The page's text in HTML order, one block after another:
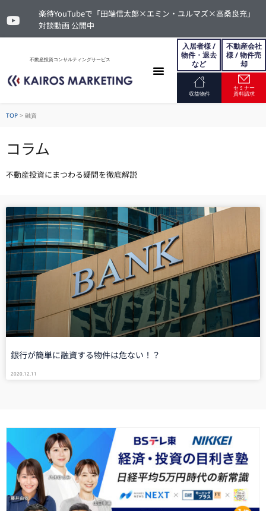
楽待YouTubeで「田端信太郎×エミン・ユルマズ×高桑良充」
対談動画 公開中
不動産投資コンサルティングサービス
入居者様 /
物件・退去
など
不動産会社
様 / 物件売
却
収益物件
セミナー
資料請求
TOP > 融資
コラム
不動産投資にまつわる疑問を徹底解説
銀行が簡単に融資する物件は危ない！？
2020.12.11